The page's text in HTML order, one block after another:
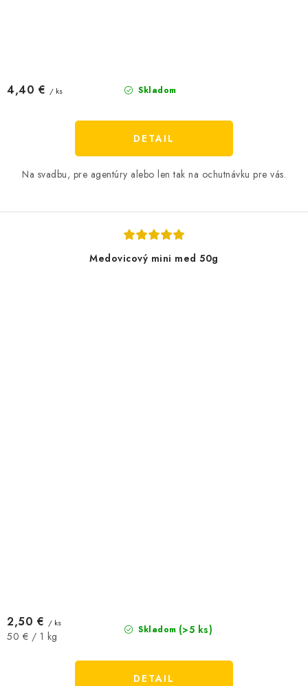
Skladom
4,40 € / ks
DETAIL
Na svadbu, pre agentúry alebo len tak na ochutnávku pre vás.
Medovicový mini med 50g
Skladom (>5 ks)
2,50 € / ks
Jednotková
50 € / 1 kg
DETAIL